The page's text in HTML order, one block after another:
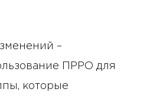
–
ПРРО для
которые